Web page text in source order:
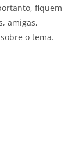
fiquem
amigas,
o tema.